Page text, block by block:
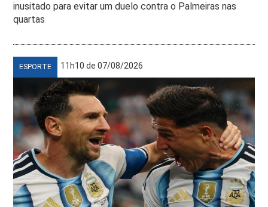
inusitado para evitar um duelo contra o Palmeiras nas
quartas
ESPORTE 11h10 de 07/08/2026